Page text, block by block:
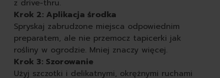
z drive-thru.
Krok 2: Aplikacja środka
Spryskaj zabrudzone miejsca odpowiednim
preparatem, ale nie przemocz tapicerki jak
rośliny w ogrodzie. Mniej znaczy więcej.
Krok 3: Szorowanie
Użyj szczotki i delikatnymi, okrężnymi ruchami